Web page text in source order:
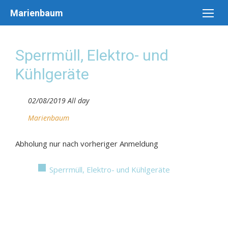
Marienbaum
Sperrmüll, Elektro- und
Kühlgeräte
02/08/2019 All day
Marienbaum
Abholung nur nach vorheriger Anmeldung
Sperrmüll, Elektro- und Kühlgeräte